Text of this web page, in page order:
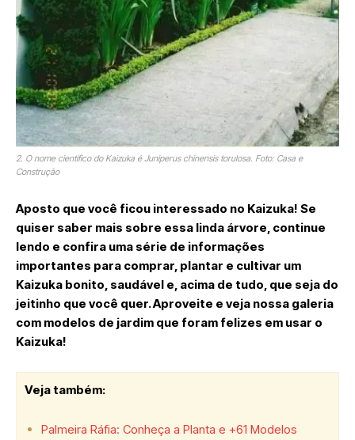
2. O nome científico do Kaizuka é Juniperus chinensis torulosa. Foto: Casa e
Construção
Aposto que você ficou interessado no Kaizuka! Se
quiser saber mais sobre essa linda árvore, continue
lendo e confira uma série de informações
importantes para comprar, plantar e cultivar um
Kaizuka bonito, saudável e, acima de tudo, que seja do
jeitinho que você quer. Aproveite e veja nossa galeria
com modelos de jardim que foram felizes em usar o
Kaizuka!
Veja também:
Palmeira Ráfia: Conheça a Planta e +61 Modelos